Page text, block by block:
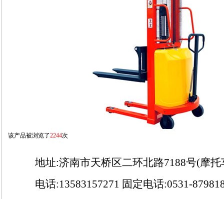
该产品被浏览了2244次
地址:济南市天桥区二环北路7188号(摩托
电话:13583157271 固定电话:0531-